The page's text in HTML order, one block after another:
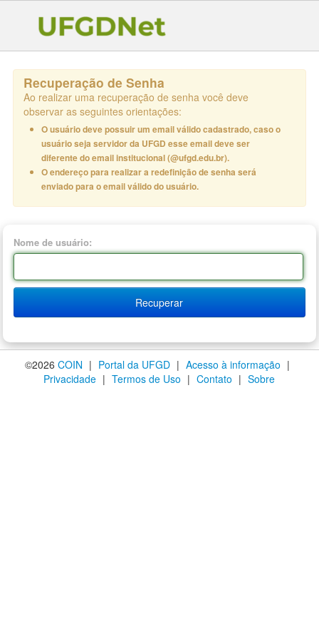
Recuperação de Senha
Ao realizar uma recuperação de senha você deve
observar as seguintes orientações:
O usuário deve possuir um email válido cadastrado, caso o
usuário seja servidor da UFGD esse email deve ser
diferente do email institucional (@ufgd.edu.br).
O endereço para realizar a redefinição de senha será
enviado para o email válido do usuário.
Nome de usuário:
Recuperar
©2026COIN | Portal da UFGD | Acesso à informação |
Privacidade | Termos de Uso | Contato | Sobre